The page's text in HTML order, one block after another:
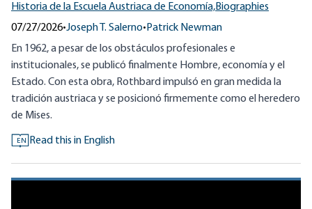
Historia de la Escuela Austriaca de Economía,Biographies
07/27/2026•Joseph T. Salerno• Patrick Newman
En 1962, a pesar de los obstáculos profesionales e
institucionales, se publicó finalmente Hombre, economía y el
Estado. Con esta obra, Rothbard impulsó en gran medida la
tradición austriaca y se posicionó firmemente como el heredero
de Mises.
EN Read this in English